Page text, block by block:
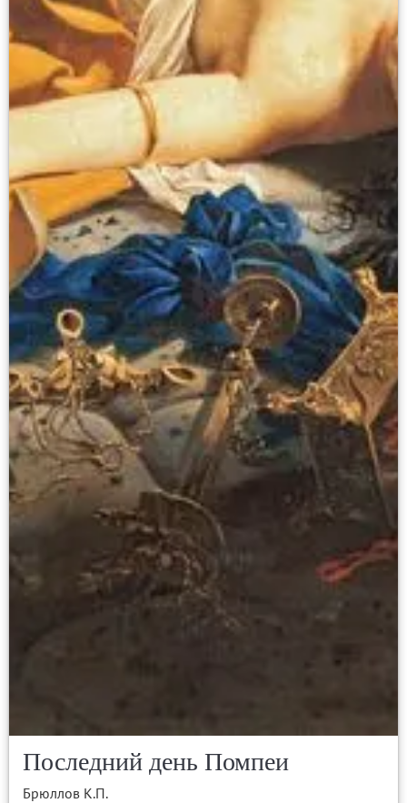
Последний день Помпеи
Брюллов К.П.